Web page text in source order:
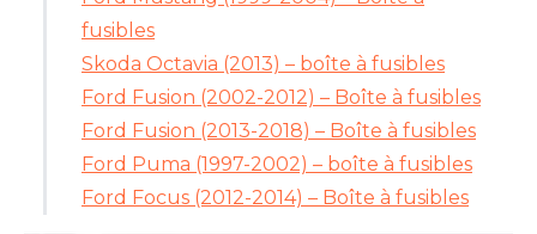
fusibles
Skoda Octavia (2013) – boîte à fusibles
Ford Fusion (2002-2012) – Boîte à fusibles
Ford Fusion (2013-2018) – Boîte à fusibles
Ford Puma (1997-2002) – boîte à fusibles
Ford Focus (2012-2014) – Boîte à fusibles